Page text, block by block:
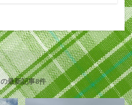
の最新記事8件